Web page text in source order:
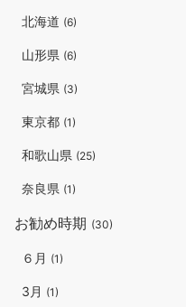
北海道 (6)
山形県 (6)
宮城県 (3)
東京都 (1)
和歌山県 (25)
奈良県 (1)
お勧め時期 (30)
６月 (1)
3月 (1)